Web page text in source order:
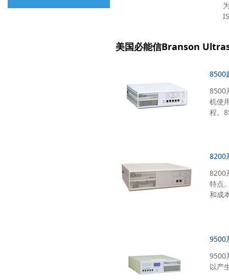
美国必能信Branson
8500
8500
机使
程。
8200
8200
特点
和成
9500
9500
以产